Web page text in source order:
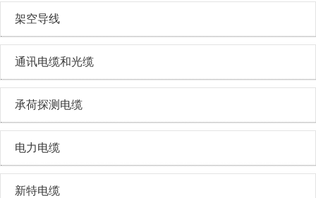
架空导线
通讯电缆和光缆
承荷探测电缆
电力电缆
新特电缆